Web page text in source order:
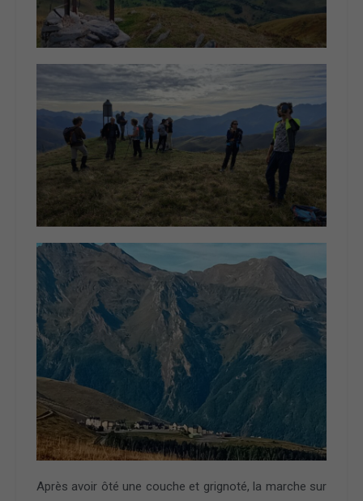
Après avoir ôté une couche et grignoté, la marche sur